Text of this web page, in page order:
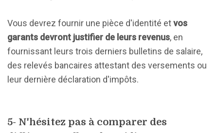
Vous devrez fournir une pièce d'identité etvos
garants devront justifier de leurs revenus, en
fournissant leurs trois derniers bulletins de salaire,
des relevés bancaires attestant des versements ou
leur dernière déclaration d'impôts.
5- N'hésitez pas à comparer des